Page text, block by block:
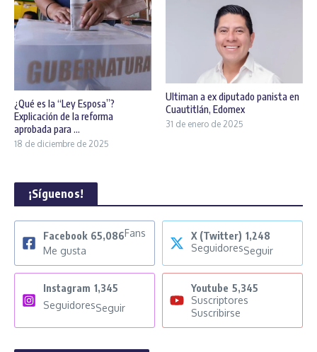
¿Qué es la “Ley Esposa”?
Explicación de la reforma
aprobada para ...
18 de diciembre de 2025
Ultiman a ex diputado panista en
Cuautitlán, Edomex
31 de enero de 2025
¡Síguenos!
Facebook 65,086Fans
Me gusta
X (Twitter) 1,248
SeguidoresSeguir
Instagram 1,345
SeguidoresSeguir
Youtube 5,345
Suscriptores
Suscribirse